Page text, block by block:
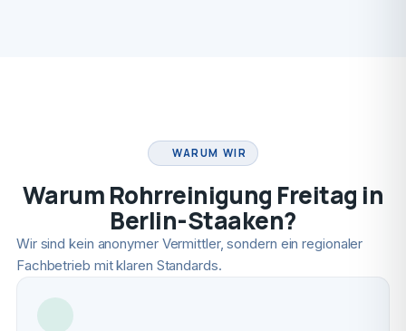
WARUM WIR
Warum Rohrreinigung Freitag in
Berlin-Staaken?
Wir sind kein anonymer Vermittler, sondern ein regionaler
Fachbetrieb mit klaren Standards.